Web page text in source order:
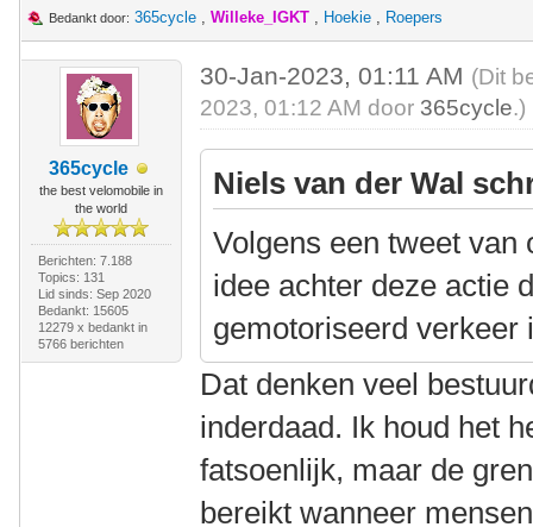
Bedankt door: 365cycle , Willeke_IGKT , Hoekie , Roepers
365cycle
the best velomobile in
the world
Berichten: 7.188
Topics: 131
Lid sinds: Sep 2020
Bedankt: 15605
12279 x bedankt in
5766 berichten
30-Jan-2023, 01:11 AM (Dit
2023, 01:12 AM door 365cycle.)
Niels van der Wal
Volgens een tweet
idee achter deze actie
gemotoriseerd verkeer
Dat denken veel
inderdaad. Ik houd het
fatsoenlijk, maar de
bereikt wanneer